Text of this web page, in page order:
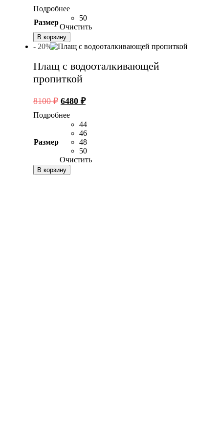
составляла
13900 ₽.
Подробнее
Размер
50
Очистить
В корзину
- 20%
Плащ с водооталкивающей
пропиткой
8100₽ Первоначальная
составляла
8100 ₽.
6480 ₽Текущая
6480 ₽.
Подробнее
Размер
44
46
48
50
Очистить
В корзину